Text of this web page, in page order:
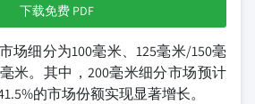
下载免费 PDF
场细分为100毫米、125毫米/150毫
米。其中，200毫米细分市场预计
的市场份额实现显著增长。